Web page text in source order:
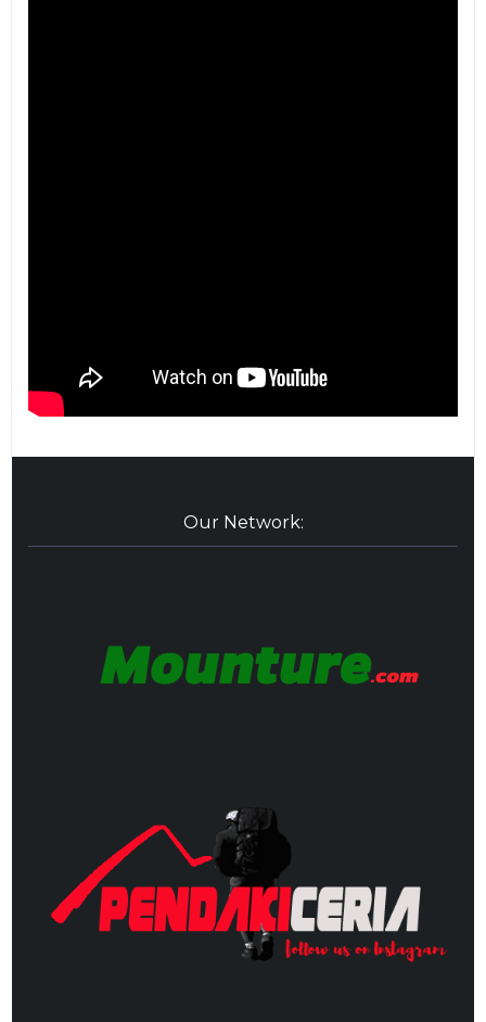
Our Network: